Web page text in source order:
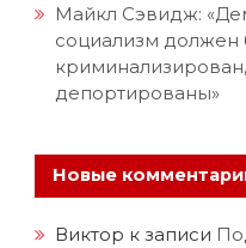
Майкл Сэвидж:
социализм должен
депортированы»
Новые
Виктор к записи